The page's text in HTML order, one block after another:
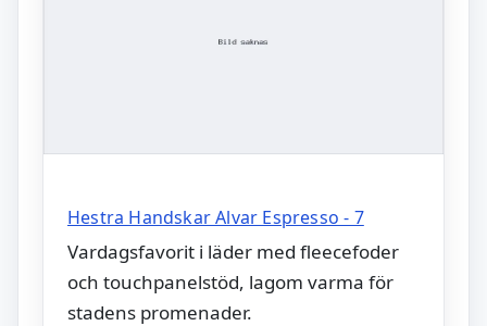
Hestra Handskar Alvar Espresso - 7
Vardagsfavorit i läder med fleecefoder
och touchpanelstöd, lagom varma för
stadens promenader.